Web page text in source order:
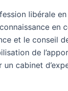
libérale
en
et le conseil
de
un cabinet